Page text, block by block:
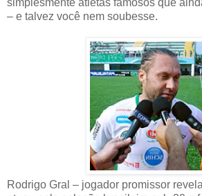
– e talvez você nem soubesse.
Rodrigo Gral – jogador promissor